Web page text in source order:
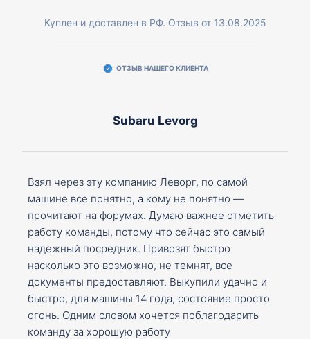
Куплен и доставлен в РФ. Отзыв от 13.08.2025
ОТЗЫВ НАШЕГО КЛИЕНТА
Subaru Levorg
Взял через эту компанию Леворг, по самой
машине все понятно, а кому не понятно —
прочитают на форумах. Думаю важнее отметить
работу команды, потому что сейчас это самый
надежный посредник. Привозят быстро
насколько это возможно, не темнят, все
документы предоставляют. Выкупили удачно и
быстро, для машины 14 года, состояние просто
огонь. Одним словом хочется поблагодарить
команду за хорошую работу